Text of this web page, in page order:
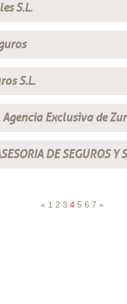
S.L.
S.L.
Exclusiva de
DE SEGUROS Y
« 1 2 3 4 5 6 7 »